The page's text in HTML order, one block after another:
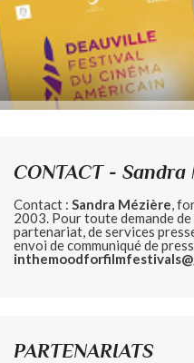
CONTACT - Sandra
Contact : Sandra Mézière,
2003. Pour toute demande
partenariat, de services
envoi de communiqué de
PARTENARIATS